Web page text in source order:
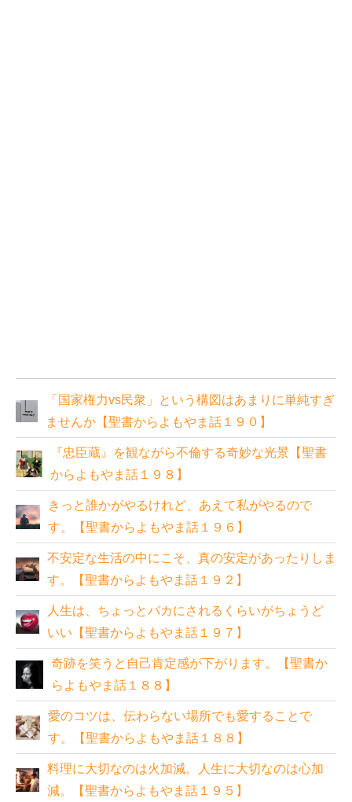
「国家権力vs民衆」という構図はあまりに単純すぎ
ませんか【聖書からよもやま話１９０】
『忠臣蔵』を観ながら不倫する奇妙な光景【聖書
からよもやま話１９８】
きっと誰かがやるけれど、あえて私がやるので
す。【聖書からよもやま話１９６】
不安定な生活の中にこそ、真の安定があったりしま
す。【聖書からよもやま話１９２】
人生は、ちょっとバカにされるくらいがちょうど
いい【聖書からよもやま話１９７】
奇跡を笑うと自己肯定感が下がります。【聖書か
らよもやま話１８８】
愛のコツは、伝わらない場所でも愛することで
す。【聖書からよもやま話１８８】
料理に大切なのは火加減。人生に大切なのは心加
減。【聖書からよもやま話１９５】